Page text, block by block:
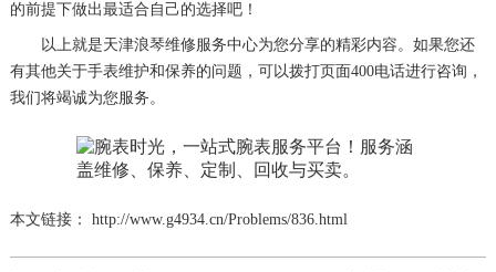
的前提下做出最适合自己的选择吧！
以上就是天津浪琴维修服务中心为您分享的精彩内容。如果您还
有其他关于手表维护和保养的问题，可以拨打页面400电话进行咨询，
我们将竭诚为您服务。
本文链接： http://www.g4934.cn/Problems/836.html